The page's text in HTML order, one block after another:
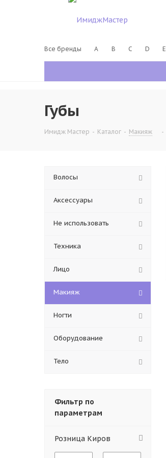
Все бренды A B C D E
Губы
Имидж Мастер - Каталог - Макияж -
Волосы
Аксессуары
Не использовать
Техника
Лицо
Макияж
Ногти
Оборудование
Тело
Фильтр по
параметрам
Розница Киров